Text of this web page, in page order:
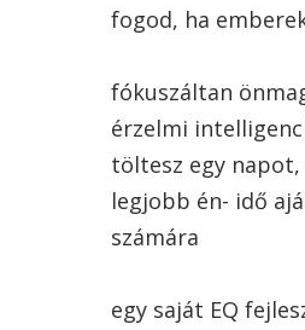
fogod, ha
fókuszáltan
érzelmi
töltesz egy napot,
legjobb én- idő
számára
egy saját EQ